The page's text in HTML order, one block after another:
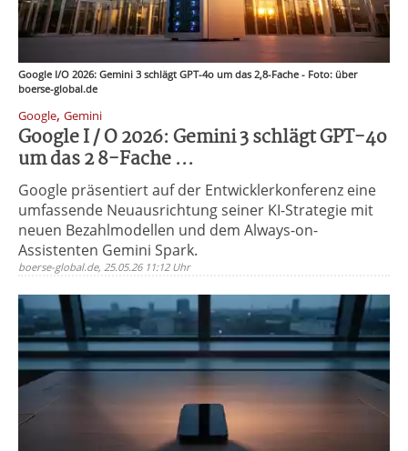
Google I/O 2026: Gemini 3 schlägt GPT-4o um das 2,8-Fache - Foto: über
boerse-global.de
Google, Gemini
Google I / O 2026: Gemini 3 schlägt GPT-4o
um das 2 8-Fache ...
Google präsentiert auf der Entwicklerkonferenz eine
umfassende Neuausrichtung seiner KI-Strategie mit
neuen Bezahlmodellen und dem Always-on-
Assistenten Gemini Spark.
boerse-global.de, 25.05.26 11:12 Uhr